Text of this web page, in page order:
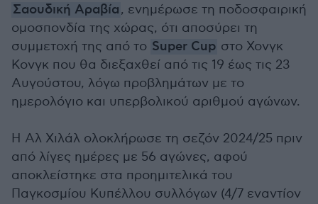
Σαουδική Αραβία, ενημέρωσε τη ποδοσφαιρική
ομοσπονδία της χώρας, ότι αποσύρει τη
συμμετοχή της από το Super Cup στο Χονγκ
Κονγκ που θα διεξαχθεί από τις 19 έως τις 23
Αυγούστου, λόγω προβλημάτων με το
ημερολόγιο και υπερβολικού αριθμού αγώνων.
Η Αλ Χιλάλ ολοκλήρωσε τη σεζόν 2024/25 πριν
από λίγες ημέρες με 56 αγώνες, αφού
αποκλείστηκε στα προημιτελικά του
Παγκοσμίου Κυπέλλου συλλόγων (4/7 εναντίον